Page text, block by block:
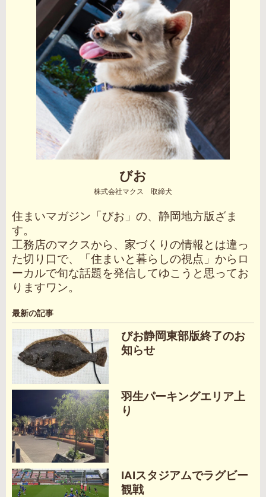
びお
株式会社マクス 取締犬
住まいマガジン「びお」の、静岡地方版ざま
す。
工務店のマクスから、家づくりの情報とは違っ
た切り口で、「住まいと暮らしの視点」からロ
ーカルで旬な話題を発信してゆこうと思ってお
りますワン。
最新の記事
びお静岡東部版終了のお
知らせ
羽生パーキングエリア上
り
IAIスタジアムでラグビー
観戦